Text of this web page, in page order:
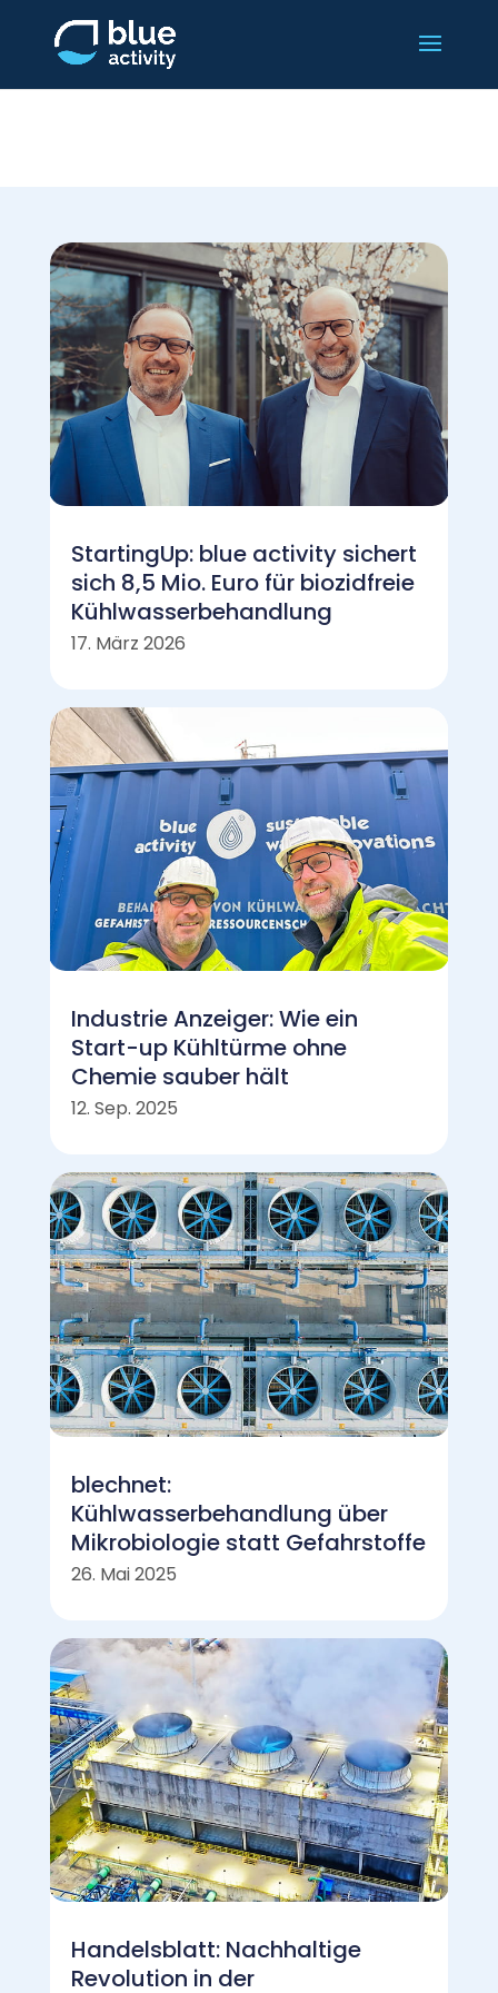
StartingUp: blue activity sichert
sich 8,5 Mio. Euro für biozidfreie
Kühlwasserbehandlung
17. März 2026
Industrie Anzeiger: Wie ein
Start-up Kühltürme ohne
Chemie sauber hält
12. Sep. 2025
blechnet:
Kühlwasserbehandlung über
Mikrobiologie statt Gefahrstoffe
26. Mai 2025
Handelsblatt: Nachhaltige
Revolution in der